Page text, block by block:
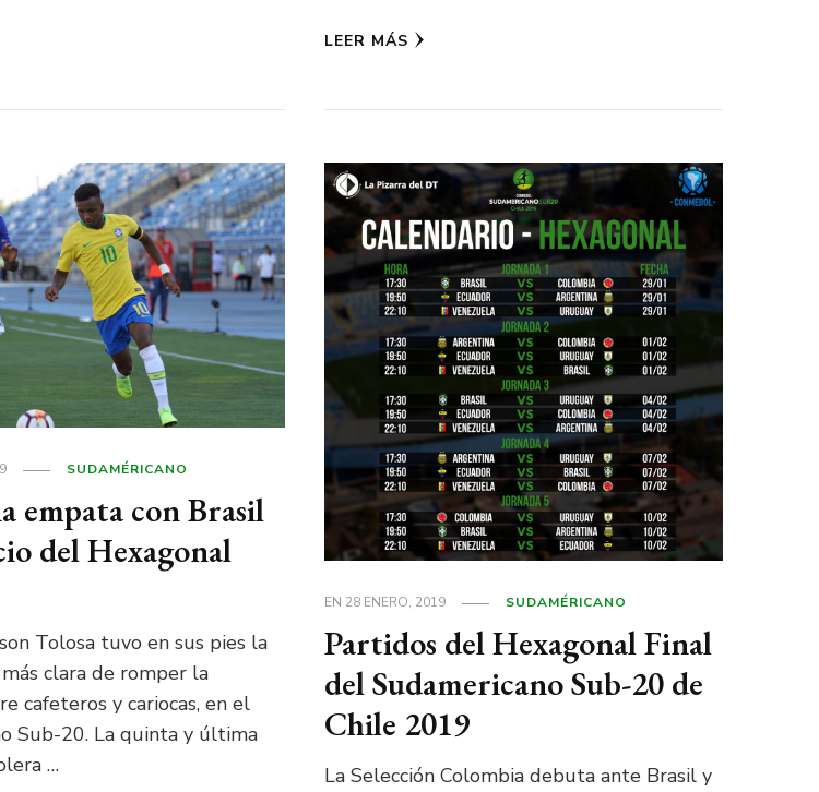
LEER MÁS
SUDAMÉRICANO
empata con Brasil
del Hexagonal
Tolosa tuvo en sus pies la
clara de romper la
cafeteros y cariocas, en el
Sub-20. La quinta y última
…
EN 28 ENERO, 2019 SUDAMÉRICANO
Partidos del Hexagonal Final
del Sudamericano Sub-20 de
Chile 2019
La Selección Colombia debuta ante Brasil y